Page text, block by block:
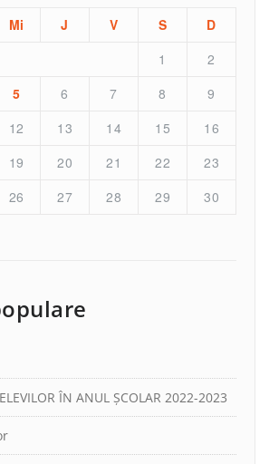
Mi J V S
D
1
2
5 6 7 8
9
12 13 14 15
16
19 20 21 22
23
26 27 28 29
30
ÎN ANUL ȘCOLAR 2022-2023